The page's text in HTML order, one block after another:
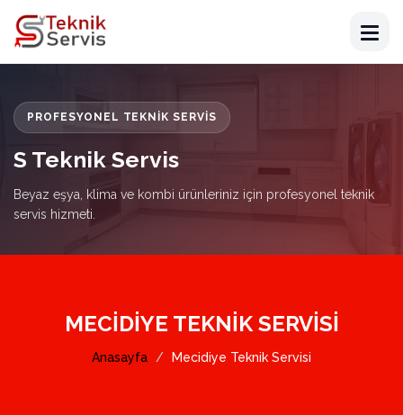
PROFESYONEL TEKNIK SERVIS
S Teknik Servis
Beyaz eşya, klima ve kombi ürünleriniz için profesyonel teknik
servis hizmeti.
MECIDIYE TEKNIK SERVISI
Anasayfa Mecidiye Teknik Servisi